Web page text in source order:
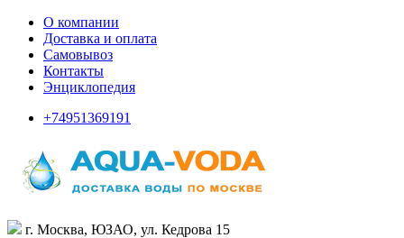
О компании
Доставка и оплата
Самовывоз
Контакты
Энциклопедия
+74951369191
г. Москва, ЮЗАО, ул. Кедрова 15